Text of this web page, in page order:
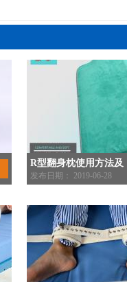
R型翻身枕使用方法及
功能介绍
发布日期： 2019-06-28